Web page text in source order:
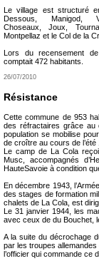
Le village est structuré
Dessous, Manigod,
Choseaux, Joux,
Montpellaz et le Col de la
Lors du recensement
comptait 472 habitants.
26/07/2010
Résistance
Cette commune de 953
des réfractaires grâce au
population se mobilise
de croître au cours de l’été
Le camp de La Cola
Musc, accompagnés
HauteSavoie à condition
En décembre 1943,
des stages de formation
chalets de La Cola, est
Le 31 janvier 1944, les
avec ceux de du Bouchet,
A la suite du décrochage
par les troupes
l’officier qui commande ce